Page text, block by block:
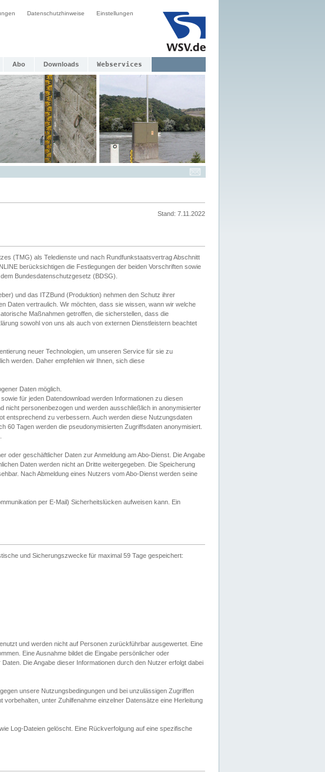
Datenschutzhinweise Einstellungen
Abo Downloads Webservices
Stand: 7.11.2022
(TMG) als Teledienste und nach Rundfunkstaatsvertrag Abschnitt
berücksichtigen die Festlegungen der beiden Vorschriften sowie
Bundesdatenschutzgesetz (BDSG).
und das ITZBund (Produktion) nehmen den Schutz ihrer
Daten vertraulich. Wir möchten, dass sie wissen, wann wir welche
Maßnahmen getroffen, die sicherstellen, dass die
sowohl von uns als auch von externen Dienstleistern beachtet
neuer Technologien, um unseren Service für sie zu
werden. Daher empfehlen wir Ihnen, sich diese
Daten möglich.
für jeden Datendownload werden Informationen zu diesen
nicht personenbezogen und werden ausschließlich in anonymisierter
entsprechend zu verbessern. Auch werden diese Nutzungsdaten
60 Tagen werden die pseudonymisierten Zugriffsdaten anonymisiert.
oder geschäftlicher Daten zur Anmeldung am Abo-Dienst. Die Angabe
Daten werden nicht an Dritte weitergegeben. Die Speicherung
Nach Abmeldung eines Nutzers vom Abo-Dienst werden seine
per E-Mail) Sicherheitslücken aufweisen kann. Ein
und Sicherungszwecke für maximal 59 Tage gespeichert:
und werden nicht auf Personen zurückführbar ausgewertet. Eine
Eine Ausnahme bildet die Eingabe persönlicher oder
Die Angabe dieser Informationen durch den Nutzer erfolgt dabei
unsere Nutzungsbedingungen und bei unzulässigen Zugriffen
unter Zuhilfenahme einzelner Datensätze eine Herleitung
Log-Dateien gelöscht. Eine Rückverfolgung auf eine spezifische